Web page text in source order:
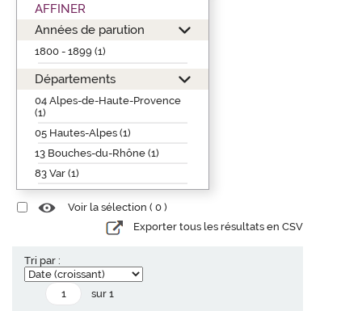
AFFINER
Années de parution
1800 - 1899 (1)
Départements
04 Alpes-de-Haute-Provence
(1)
05 Hautes-Alpes (1)
13 Bouches-du-Rhône (1)
83 Var (1)
Voir la sélection ( 0 )
Exporter tous les résultats en CSV
Tri par :
sur 1